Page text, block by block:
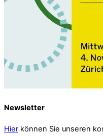
Newsletter
Hier können Sie unseren